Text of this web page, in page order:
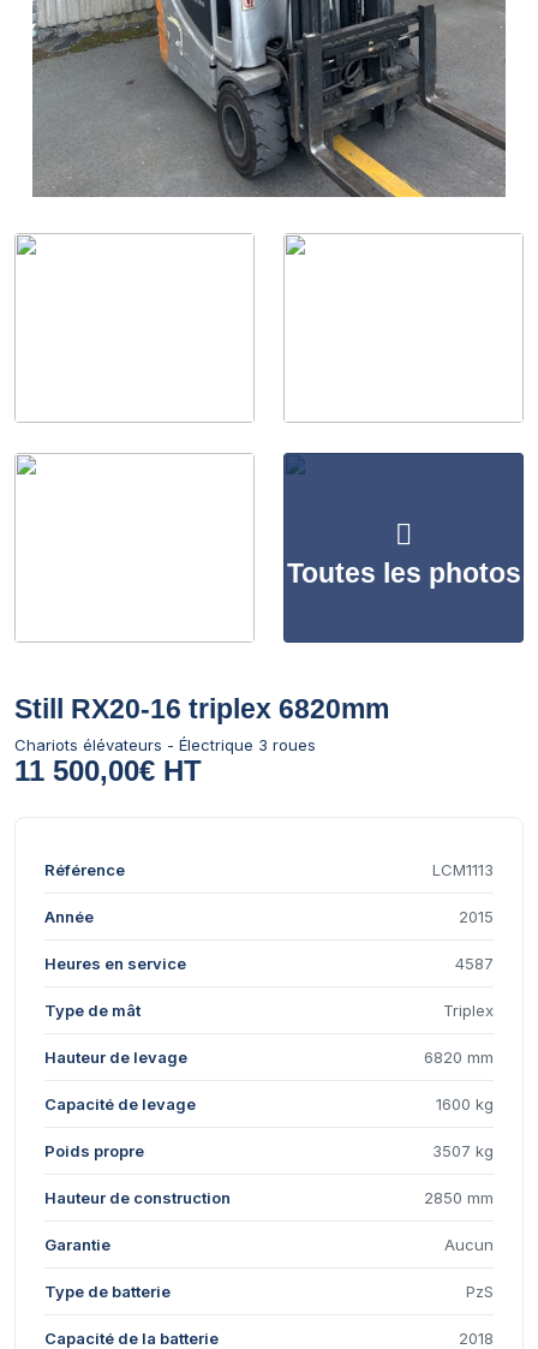
Toutes les photos
Still RX20-16 triplex 6820mm
Chariots élévateurs - Électrique 3 roues
11 500,00€ HT
Référence LCM1113
Année 2015
Heures en service 4587
Type de mât Triplex
Hauteur de levage 6820 mm
Capacité de levage 1600 kg
Poids propre 3507 kg
Hauteur de construction 2850 mm
Garantie Aucun
Type de batterie PzS
Capacité de la batterie 2018